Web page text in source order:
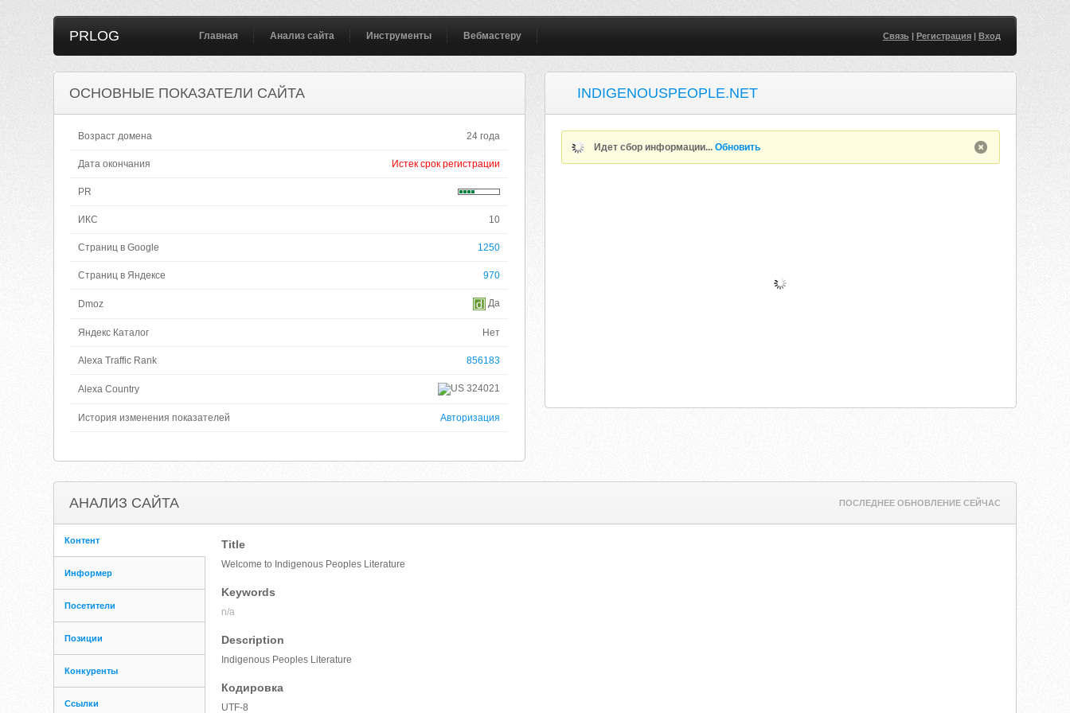
PRLOG Главная Анализ сайта Инструменты Вебмастеру Связь| Регистрация| Вход
ОСНОВНЫЕ ПОКАЗАТЕЛИ САЙТА
Возраст домена 24 года
Дата окончания Истек срок регистрации
PR
ИКС 10
Страниц в Google 1250
Страниц в Яндексе 970
Dmoz Да
Яндекс Каталог Нет
Alexa Traffic Rank 856183
Alexa Country 324021
История изменения показателей Авторизация
INDIGENOUSPEOPLE.NET
Идет сбор информации...Обновить
АНАЛИЗ САЙТА ПОСЛЕДНЕЕ ОБНОВЛЕНИЕ СЕЙЧАС
Контент
Информер
Посетители
Позиции
Конкуренты
Ссылки
Title
Welcome to Indigenous Peoples Literature
Keywords
n/a
Description
Indigenous Peoples Literature
Кодировка
UTF-8